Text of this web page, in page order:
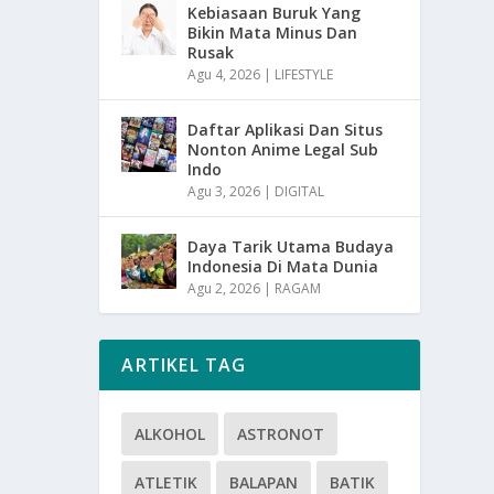
Kebiasaan Buruk Yang
Bikin Mata Minus Dan
Rusak
Agu 4, 2026 | LIFESTYLE
Daftar Aplikasi Dan Situs
Nonton Anime Legal Sub
Indo
Agu 3, 2026 | DIGITAL
Daya Tarik Utama Budaya
Indonesia Di Mata Dunia
Agu 2, 2026 | RAGAM
ARTIKEL TAG
ALKOHOL ASTRONOT
ATLETIK BALAPAN BATIK